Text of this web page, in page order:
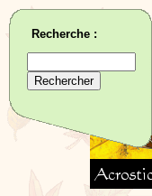
Recherche :